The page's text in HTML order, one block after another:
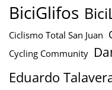
BiciGlifos
Ciclismo Total San Juan
Cycling Community
Eduardo